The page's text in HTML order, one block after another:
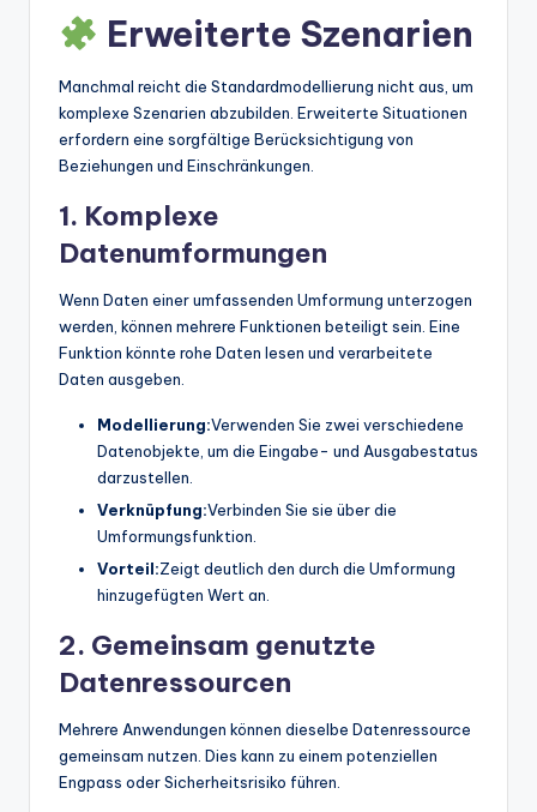
Erweiterte Szenarien
Manchmal reicht die Standardmodellierung nicht aus, um
komplexe Szenarien abzubilden. Erweiterte Situationen
erfordern eine sorgfältige Berücksichtigung von
Beziehungen und Einschränkungen.
1. Komplexe
Datenumformungen
Wenn Daten einer umfassenden Umformung unterzogen
werden, können mehrere Funktionen beteiligt sein. Eine
Funktion könnte rohe Daten lesen und verarbeitete
Daten ausgeben.
Modellierung:Verwenden Sie zwei verschiedene
Datenobjekte, um die Eingabe- und Ausgabestatus
darzustellen.
Verknüpfung:Verbinden Sie sie über die
Umformungsfunktion.
Vorteil:Zeigt deutlich den durch die Umformung
hinzugefügten Wert an.
2. Gemeinsam genutzte
Datenressourcen
Mehrere Anwendungen können dieselbe Datenressource
gemeinsam nutzen. Dies kann zu einem potenziellen
Engpass oder Sicherheitsrisiko führen.